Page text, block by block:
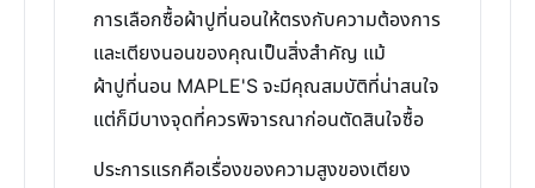
การเลือกซื้อผ้าปูที่นอนให้ตรงกับความต้องการ
และเตียงนอนของคุณเป็นสิ่งสำคัญ แม้
ผ้าปูที่นอน MAPLE'S จะมีคุณสมบัติที่น่าสนใจ
แต่ก็มีบางจุดที่ควรพิจารณาก่อนตัดสินใจซื้อ
ประการแรกคือเรื่องของความสูงของเตียง